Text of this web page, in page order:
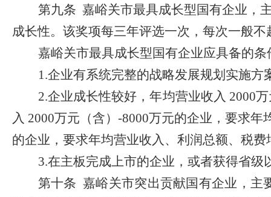
第九条 嘉峪关市最具成长型国有企业，
成长性。该奖项每三年评选一次，每次一般不
嘉峪关市最具成长型国有企业应具备的条
1.企业有系统完整的战略发展规划实施
2.企业成长性较好，年均营业收入 2000
入 2000万元（含） -8000万元的企业，要求年
的企业，要求年均营业收入、利润总额、税费
3.在主板完成上市的企业，或者获得省
第十条 嘉峪关市突出贡献国有企业，主